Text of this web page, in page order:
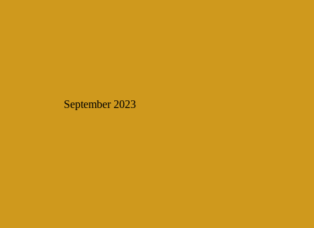
September 2023